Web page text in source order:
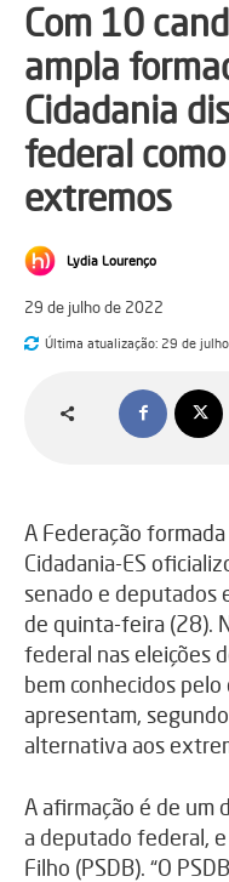
Com 10
ampla
Cidadania
federal
extremos
Lydia Lourenço
29 de julho de 2022
Última atualização: 29 de
A Federação
Cidadania-ES
senado e deputados
de quinta-feira (28).
federal nas eleições
bem conhecidos
apresentam,
alternativa aos
A afirmação é de um
a deputado federal,
Filho (PSDB). “O